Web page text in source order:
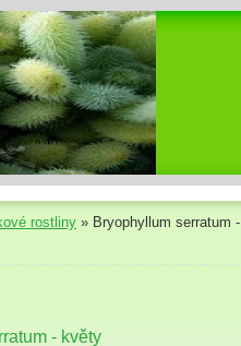
rostliny » Bryophyllum serratum -
- květy